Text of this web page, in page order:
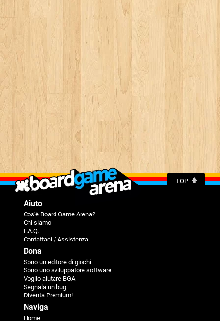
TOP
Aiuto
Cos'è Board Game Arena?
Chi siamo
F.A.Q.
Contattaci / Assistenza
Dona
Sono un editore di giochi
Sono uno sviluppatore software
Voglio aiutare BGA
Segnala un bug
Diventa Premium!
Naviga
Home